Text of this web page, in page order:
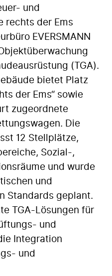
und
rechts der Ems
EVERSMANN
(TGA).
bietet Platz
der Ems“ sowie
zugeordnete
Die
12 Stellplätze,
Sozial-,
und wurde
und
Standards geplant.
TGA-Lösungen für
und
Integration
und